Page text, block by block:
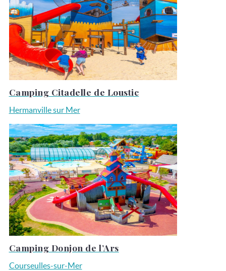
Camping Citadelle de Loustic
Hermanville sur Mer
Camping Donjon de l’Ars
Courseulles-sur-Mer